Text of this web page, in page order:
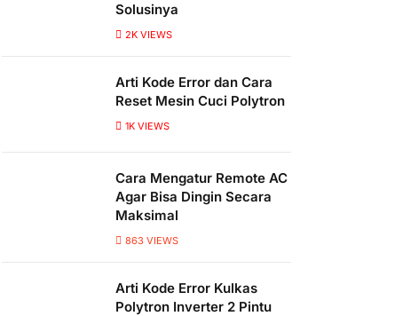
Solusinya
2K VIEWS
Arti Kode Error dan Cara
Reset Mesin Cuci Polytron
1K VIEWS
Cara Mengatur Remote AC
Agar Bisa Dingin Secara
Maksimal
863 VIEWS
Arti Kode Error Kulkas
Polytron Inverter 2 Pintu